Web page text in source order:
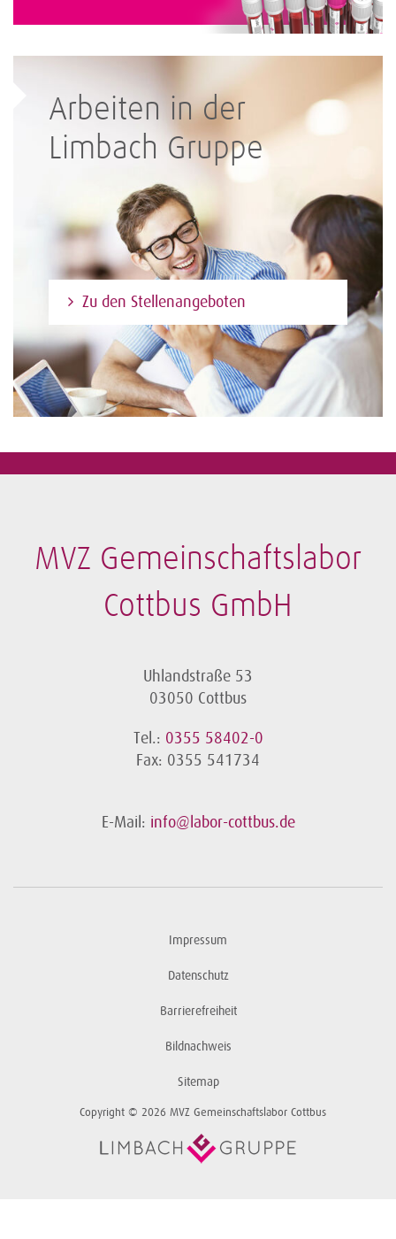
Arbeiten in der
Limbach Gruppe
Zu den Stellenangeboten
MVZ Gemeinschaftslabor
Cottbus GmbH
Uhlandstraße 53
03050 Cottbus
Tel.: 0355 58402-0
Fax: 0355 541734
E-Mail: info@labor-cottbus.de
Impressum
Datenschutz
Barrierefreiheit
Bildnachweis
Sitemap
Copyright © 2026 MVZ Gemeinschaftslabor Cottbus